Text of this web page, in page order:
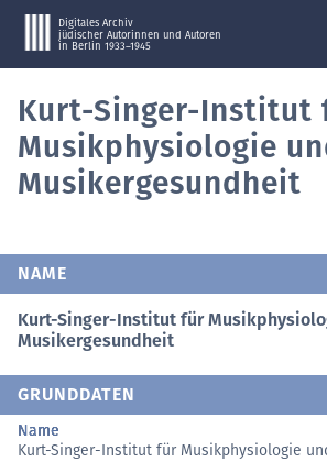
Digitales Archiv
jüdischer Autorinnen und Autoren
in Berlin 1933–1945
Kurt-Singer-Institut
Musikphysiologie
Musikergesundheit
NAME
Kurt-Singer-Institut für
Musikergesundheit
GRUNDDATEN
Name
Kurt-Singer-Institut für Musikphysiologie